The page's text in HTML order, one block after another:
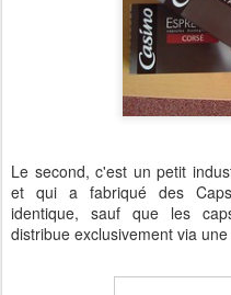
Le second, c'est un petit
et qui a fabriqué des
identique, sauf que les
distribue exclusivement via